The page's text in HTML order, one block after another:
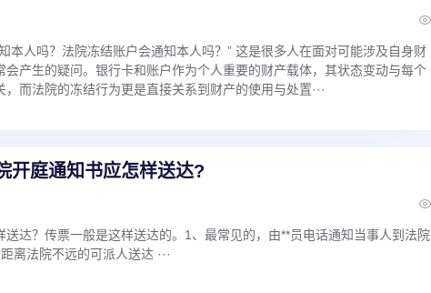
本人吗？法院冻结账户会通知本人吗？” 这是很多人在面对可能涉及自身财
会产生的疑问。银行卡和账户作为个人重要的财产载体，其状态变动与每个
而法院的冻结行为更是直接关系到财产的使用与处置···
开庭通知书应怎样送达?
送达？传票一般是这样送达的。1、最常见的，由**员电话通知当事人到法院
离法院不远的可派人送达 ···